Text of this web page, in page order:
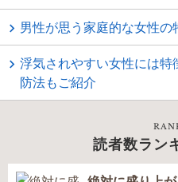
男性が思う家庭的な女性の
浮気されやすい女性には
防法もご紹介
読者数ラン